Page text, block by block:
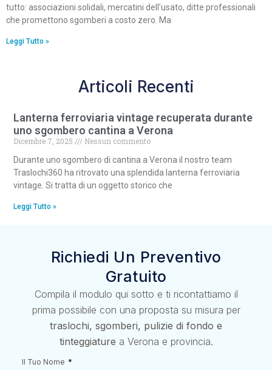
tutto: associazioni solidali, mercatini dell’usato, ditte professionali
che promettono sgomberi a costo zero. Ma
Leggi Tutto »
Articoli Recenti
Lanterna ferroviaria vintage recuperata durante
uno sgombero cantina a Verona
Dicembre 7, 2025
Nessun commento
Durante uno sgombero di cantina a Verona il nostro team
Traslochi360 ha ritrovato una splendida lanterna ferroviaria
vintage. Si tratta di un oggetto storico che
Leggi Tutto »
Richiedi Un Preventivo
Gratuito
Compila il modulo qui sotto e ti ricontattiamo il
prima possibile con una proposta su misura per
traslochi, sgomberi, pulizie di fondo e
tinteggiature a Verona e provincia.
Il Tuo Nome